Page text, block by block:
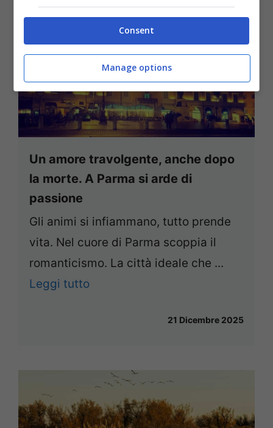
Un amore travolgente, anche dopo
la morte. A Parma si arde di
passione
Gli animi si infiammano, tutto prende
vita. Nel cuore di Parma scoppia il
romanticismo. La città ideale che ...
Leggi tutto
21 Dicembre 2025
Consent
Manage options